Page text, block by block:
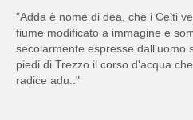
"Adda è nome di dea, che i Celti
fiume modificato a immagine e
secolarmente espresse dall'uomo
piedi di Trezzo il corso d'acqua
radice adu.."